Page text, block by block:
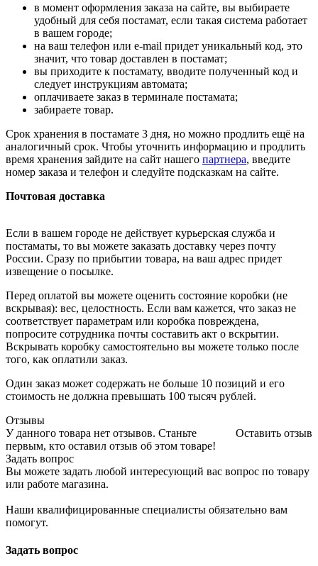
в момент оформления заказа на сайте, вы выбираете
удобный для себя постамат, если такая система работает
в вашем городе;
на ваш телефон или e-mail придет уникальный код, это
значит, что товар доставлен в постамат;
вы приходите к постамату, вводите полученный код и
следует инструкциям автомата;
оплачиваете заказ в терминале постамата;
забираете товар.
Срок хранения в постамате 3 дня, но можно продлить ещё на
аналогичный срок. Чтобы уточнить информацию и продлить
время хранения зайдите на сайт нашего партнера, введите
номер заказа и телефон и следуйте подсказкам на сайте.
Почтовая доставка
Если в вашем городе не действует курьерская служба и
постаматы, то вы можете заказать доставку через почту
России. Сразу по прибытии товара, на ваш адрес придет
извещение о посылке.
Перед оплатой вы можете оценить состояние коробки (не
вскрывая): вес, целостность. Если вам кажется, что заказ не
соответствует параметрам или коробка повреждена,
попросите сотрудника почты составить акт о вскрытии.
Вскрывать коробку самостоятельно вы можете только после
того, как оплатили заказ.
Один заказ может содержать не больше 10 позиций и его
стоимость не должна превышать 100 тысяч рублей.
Отзывы
Оставить отзыв
У данного товара нет отзывов. Станьте
первым, кто оставил отзыв об этом товаре!
Задать вопрос
Вы можете задать любой интересующий вас вопрос по товару
или работе магазина.
Наши квалифицированные специалисты обязательно вам
помогут.
Задать вопрос